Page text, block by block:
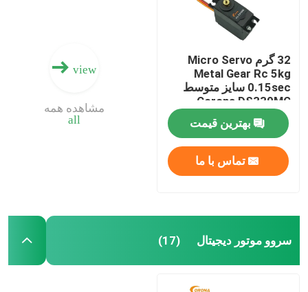
32 گرم Micro Servo
Metal Gear Rc 5kg
0.15sec سایز متوسط ​​
Corona DS339MG
بهترین قیمت
تماس با ما
view
all
مشاهده همه
سروو موتور دیجیتال (17)